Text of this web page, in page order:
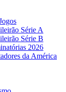
Série A
Série B
2026
da América